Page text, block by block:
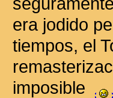
era jodido
tiempos, el
imposible